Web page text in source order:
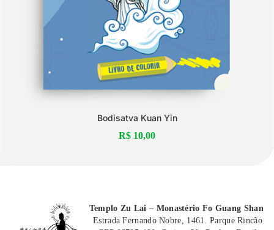
Bodisatva Kuan Yin
R$ 10,00
Templo Zu Lai – Monastério Fo Guang Shan
Estrada Fernando Nobre, 1461. Parque Rincão